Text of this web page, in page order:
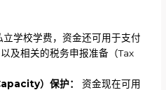
立学校学费，资金还可用于支付
及相关的税务申报准备（Tax
）保护：
资金现在可用